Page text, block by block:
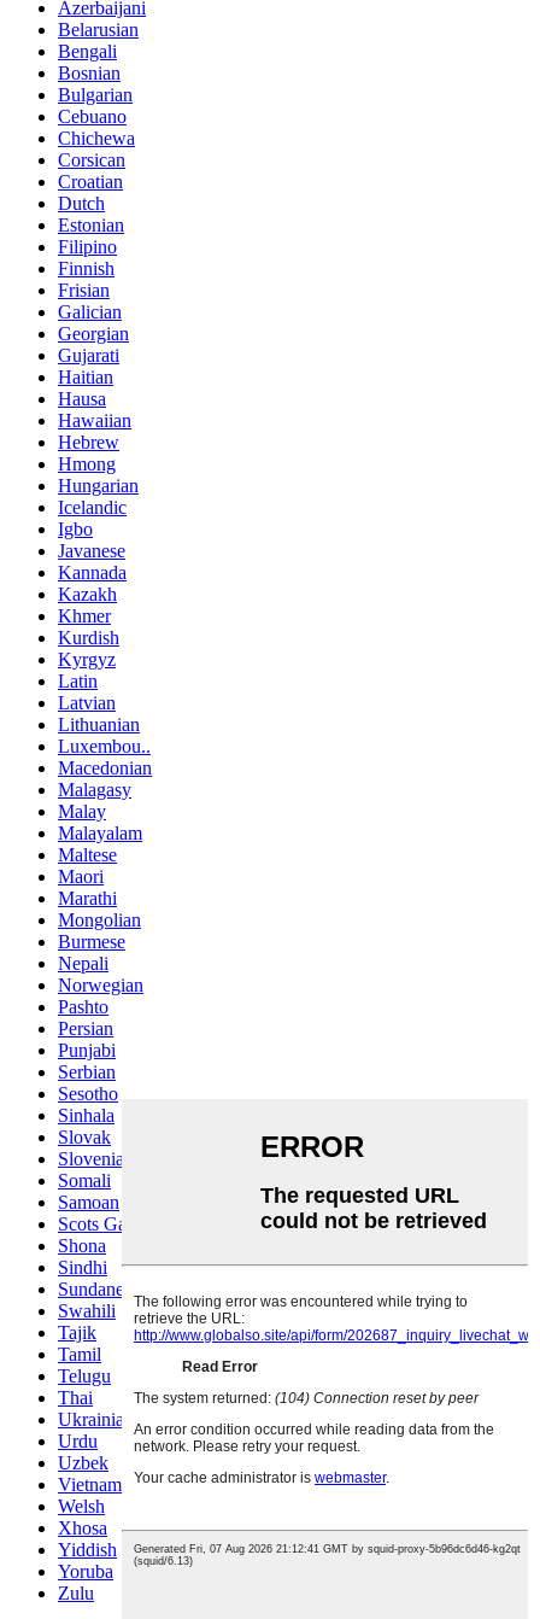
Azerbaijani
Belarusian
Bengali
Bosnian
Bulgarian
Cebuano
Chichewa
Corsican
Croatian
Dutch
Estonian
Filipino
Finnish
Frisian
Galician
Georgian
Gujarati
Haitian
Hausa
Hawaiian
Hebrew
Hmong
Hungarian
Icelandic
Igbo
Javanese
Kannada
Kazakh
Khmer
Kurdish
Kyrgyz
Latin
Latvian
Lithuanian
Luxembou..
Macedonian
Malagasy
Malay
Malayalam
Maltese
Maori
Marathi
Mongolian
Burmese
Nepali
Norwegian
Pashto
Persian
Punjabi
Serbian
Sesotho
Sinhala
Slovak
Slovenian
Somali
Samoan
Scots Gaelic
Shona
Sindhi
Sundanese
Swahili
Tajik
Tamil
Telugu
Thai
Ukrainian
Urdu
Uzbek
Vietnamese
Welsh
Xhosa
Yiddish
Yoruba
Zulu